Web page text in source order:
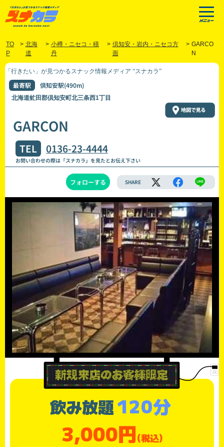
TO
P
> 北海
道
> 小樽・ニセコ・積
丹
> 倶知安・岩内・ニセコ方
面
> GARCO
N
「行きたい」が見つかるスナック情報メディア “スナカラ”
最寄駅 倶知安駅(490m)
北海道虻田郡倶知安町北三条西1丁目
GARCON
TEL 0136-23-4444
お問い合わせの際は「スナカラ」を見たとお伝え下さい
フォローする SHARE
飲み放題120分
3,000円(税込)